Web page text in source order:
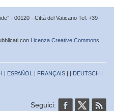
- 00120 - Città del Vaticano Tel. +39-
con Licenza Creative Commons
| ESPAÑOL | FRANÇAIS | | DEUTSCH |
Seguici: